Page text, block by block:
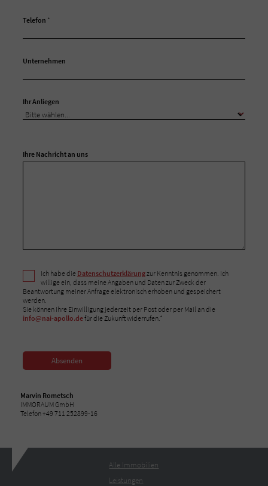
Telefon *
Unternehmen
Ihr Anliegen
Ihre Nachricht an uns
Ich habe die Datenschutzerklärungzur Kenntnis genommen. Ich
willige ein, dass meine Angaben und Daten zur Zweck der
Beantwortung meiner Anfrage elektronisch erhoben und gespeichert
werden.
Sie können Ihre Einwilligung jederzeit per Post oder per Mail an die
info@nai-apollo.defür die Zukunft widerrufen.*
Absenden
Marvin Rometsch
IMMORAUM GmbH
Telefon +49 711 252899-16
Alle Immobilien
Leistungen